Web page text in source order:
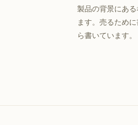
製品の背景にあ
ます。売るため
ら書いています。